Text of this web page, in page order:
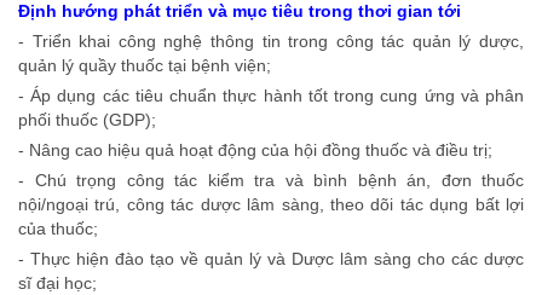
Định hướng phát triển và mục tiêu trong thơi gian tới
- Triển khai công nghệ thông tin trong công tác quản lý dược,
quản lý quầy thuốc tại bệnh viện;
- Áp dụng các tiêu chuẩn thực hành tốt trong cung ứng và phân
phối thuốc (GDP);
- Nâng cao hiệu quả hoạt động của hội đồng thuốc và điều trị;
- Chú trọng công tác kiểm tra và bình bệnh án, đơn thuốc
nội/ngoại trú, công tác dược lâm sàng, theo dõi tác dụng bất lợi
của thuốc;
- Thực hiện đào tạo về quản lý và Dược lâm sàng cho các dược
sĩ đại học;